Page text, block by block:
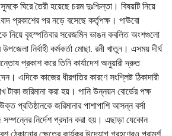
ঘিরে তৈরী হয়েছে চরম দুঃশ্চিন্তা। বিষয়টি নিয়ে
প্রকাশের পর নড়ে বসেছে কর্তৃপক্ষ। পাউবো
নিয়ে বৃহস্পতিবার সরেজমিন ভাঙন কবলিত অংশগুলো
নির্বাহী কর্মকর্তা মোছা. রনী খাতুন। এসময় দীর্ঘ
প্রকাশ করে তিনি কার্যাদেশ অনুয়ারী দ্রুত
এদিকে কাজের ধীরগতির কারণে সংশ্লিষ্ট ঠিকাদারী
টাকা জরিমানা করা হয়। পানি উন্নয়ন বোর্ডের পক্ষ
প্রতিষ্ঠানকে জরিমানার পাশাপাশি আসন্ন বর্সা
নির্দেশ প্রদান করা হয়। এছাড়া যেকোন